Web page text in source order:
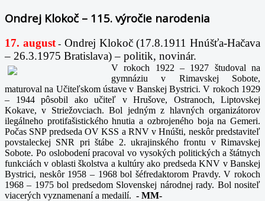
Ondrej Klokoč – 115. výročie narodenia
17. august- Ondrej Klokoč (17.8.1911 Hnúšťa-Hačava
– 26.3.1975 Bratislava) – politik, novinár.
V rokoch 1922 – 1927 študoval na
gymnáziu v Rimavskej Sobote,
maturoval na Učiteľskom ústave v Banskej Bystrici. V rokoch 1929
– 1944 pôsobil ako učiteľ v Hrušove, Ostranoch, Liptovskej
Kokave, v Striežovciach. Bol jedným z hlavných organizátorov
ilegálneho protifašistického hnutia a ozbrojeného boja na Gemeri.
Počas SNP predseda OV KSS a RNV v Hnúšti, neskôr predstaviteľ
povstaleckej SNR pri štábe 2. ukrajinského frontu v Rimavskej
Sobote. Po oslobodení pracoval vo vysokých politických a štátnych
funkciách v oblasti školstva a kultúry ako predseda KNV v Banskej
Bystrici, neskôr 1958 – 1968 bol šéfredaktorom Pravdy. V rokoch
1968 – 1975 bol predsedom Slovenskej národnej rady. Bol nositeľ
viacerých vyznamenaní a medailí. - MM-